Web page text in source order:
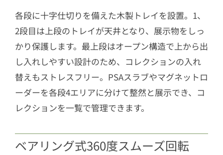
各段に十字仕切りを備えた木製トレイを設置。1、
2段目は上段のトレイが天井となり、展示物をしっ
かり保護します。最上段はオープン構造で上から出
し入れしやすい設計のため、コレクションの入れ
替えもストレスフリー。PSAスラブやマグネットロ
ーダーを各段4エリアに分けて整然と展示でき、コ
レクションを一覧で管理できます。
ベアリング式360度スムーズ回転